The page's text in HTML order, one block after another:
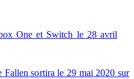
One et Switch le 28 avril
Fallen sortira le 29 mai 2020 sur